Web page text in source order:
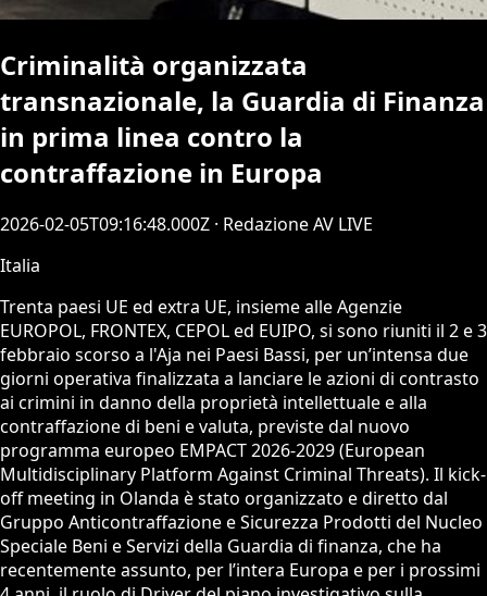
Criminalità organizzata
transnazionale, la Guardia di Finanza
in prima linea contro la
contraffazione in Europa
2026-02-05T09:16:48.000Z · Redazione AV LIVE
Italia
Trenta paesi UE ed extra UE, insieme alle Agenzie
EUROPOL, FRONTEX, CEPOL ed EUIPO, si sono riuniti il 2 e 3
febbraio scorso a l'Aja nei Paesi Bassi, per un’intensa due
giorni operativa finalizzata a lanciare le azioni di contrasto
ai crimini in danno della proprietà intellettuale e alla
contraffazione di beni e valuta, previste dal nuovo
programma europeo EMPACT 2026-2029 (European
Multidisciplinary Platform Against Criminal Threats). Il kick-
off meeting in Olanda è stato organizzato e diretto dal
Gruppo Anticontraffazione e Sicurezza Prodotti del Nucleo
Speciale Beni e Servizi della Guardia di finanza, che ha
recentemente assunto, per l’intera Europa e per i prossimi